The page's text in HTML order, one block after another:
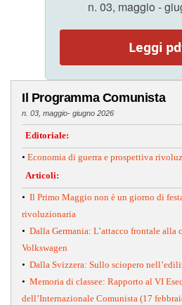
n. 03, maggio -
Leggi
Il Programma Comunista
n. 03, maggio- giugno 2026
Editoriale:
• Economia di guerra e prospettiva
Articoli:
• Il Primo Maggio non è un giorno di
rivoluzionaria
• Dalla Germania: L’attacco frontale alla
Volkswagen
• Dalla Svizzera: Sullo sciopero
• Memoria di classee: Rapporto al VI
dell’Internazionale Comunista (17